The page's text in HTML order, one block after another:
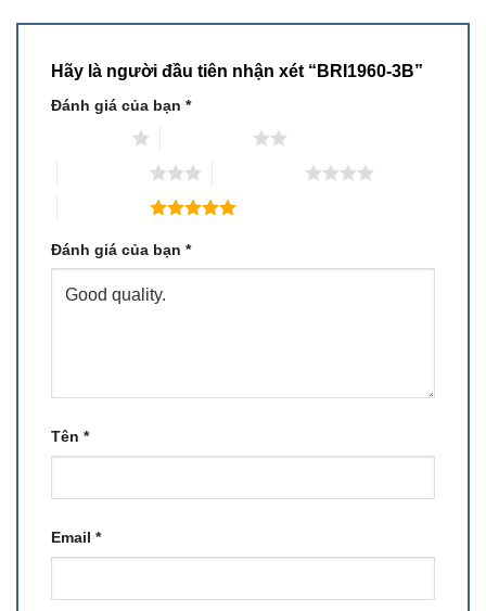
Hãy là người đầu tiên nhận xét “BRI1960-3B”
Đánh giá của bạn *
Đánh giá của bạn *
Tên *
Email *